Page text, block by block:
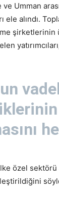
ve Umman
ele alındı.
şirketlerinin
özel sektörü